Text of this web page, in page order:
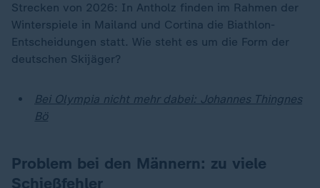
Strecken von 2026: In Antholz finden im Rahmen der
Winterspiele in Mailand und Cortina die Biathlon-
Entscheidungen statt. Wie steht es um die Form der
deutschen Skijäger?
Bei Olympia nicht mehr dabei: Johannes Thingnes
Bö
Problem bei den Männern: zu viele
Schießfehler